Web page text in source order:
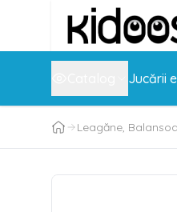
Jucării
Leagăne,